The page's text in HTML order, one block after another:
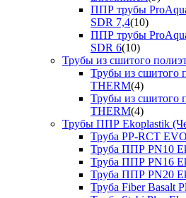
ППР трубы
SDR 7,4(10)
ППР трубы
SDR 6(10)
Трубы из сшитого
Трубы из сшитого
THERM(4)
Трубы из сшитого
THERM(4)
Трубы ППР Ekoplastik
Труба PP-RCT
Труба ППР PN10
Труба ППР PN16
Труба ППР PN20
Труба Fiber Basalt